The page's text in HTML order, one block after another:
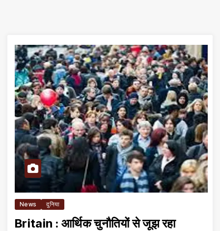
News दुनिया
Britain : आर्थिक चुनौतियों से जूझ रहा